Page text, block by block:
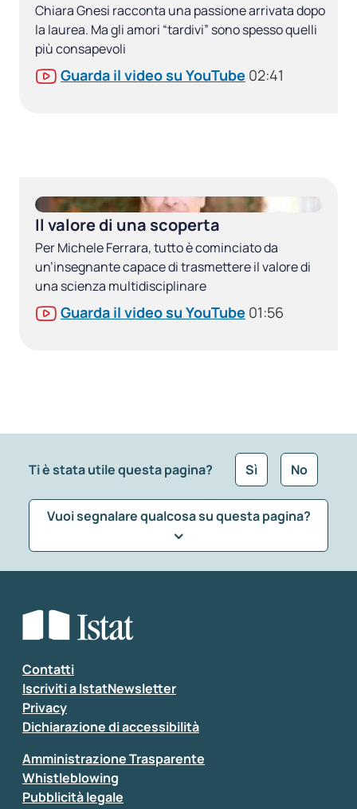
Chiara Gnesi racconta una passione arrivata dopo
la laurea. Ma gli amori “tardivi” sono spesso quelli
più consapevoli
Guarda il video su YouTube 02:41
Il valore di una scoperta
Per Michele Ferrara, tutto è cominciato da
un’insegnante capace di trasmettere il valore di
una scienza multidisciplinare
Guarda il video su YouTube 01:56
Ti è stata utile questa pagina? Sì No
Vuoi segnalare qualcosa su questa pagina?
Seleziona la tipologia della segnalazione
Inserisci il tuo commento
Contatti
Iscriviti a IstatNewsletter
Privacy
Dichiarazione di accessibilità
Amministrazione Trasparente
Whistleblowing
Pubblicità legale